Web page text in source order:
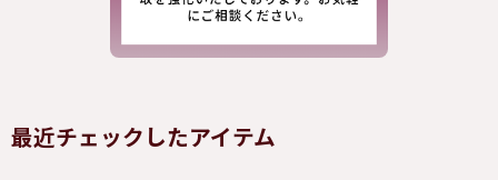
最近チェックしたアイテム